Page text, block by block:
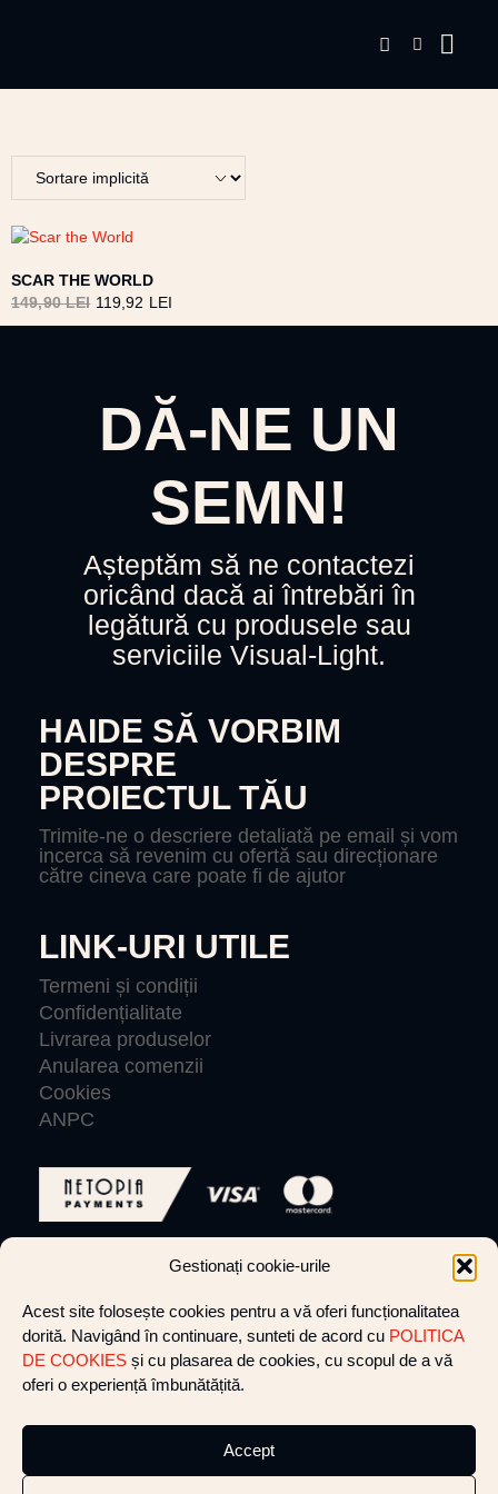
Gestionați cookie-urile
Acest site folosește cookies pentru a vă oferi funcționalitatea
dorită. Navigând în continuare, sunteti de acord cu POLITICA
DE COOKIES și cu plasarea de cookies, cu scopul de a vă
oferi o experiență îmbunătățită.
Accept
SCAR THE WORLD
149,90LEI 119,92 LEI
DĂ-NE UN
SEMN!
Așteptăm să ne contactezi
oricând dacă ai întrebări în
legătură cu produsele sau
serviciile Visual-Light.
HAIDE SĂ VORBIM
DESPRE
PROIECTUL TĂU
Trimite-ne o descriere detaliată pe email și vom
incerca să revenim cu ofertă sau direcționare
către cineva care poate fi de ajutor
LINK-URI UTILE
Termeni și condiții
Confidențialitate
Livrarea produselor
Anularea comenzii
Cookies
ANPC
© VLIGHTCREW 2026 Toate drepturile rezervate.
Website by cultatum
+40 752 281 412
shine@vlight-crew.com